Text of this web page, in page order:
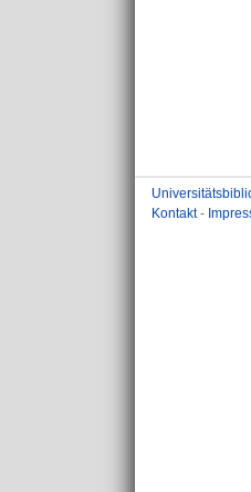
Kontakt-